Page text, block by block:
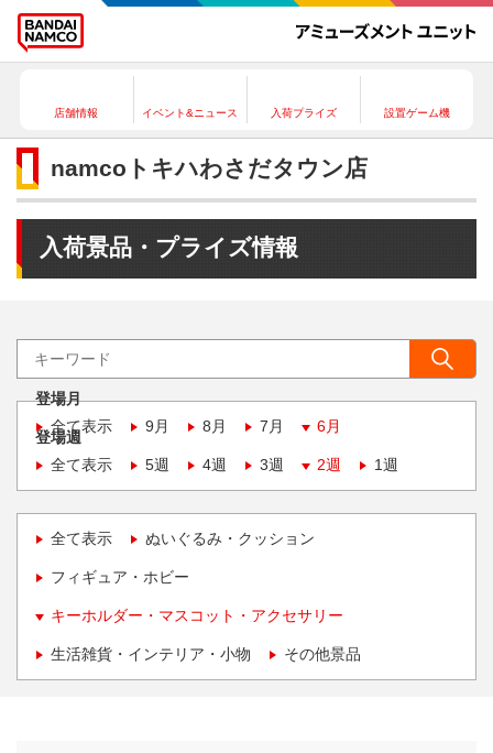
店舗情報 イベント&ニュース 入荷プライズ 設置ゲーム機
namcoトキハわさだタウン店
入荷景品・プライズ情報
登場月
全て表示
9月 8月 7月 6月
登場週
全て表示
5週 4週 3週 2週 1週
全て表示 ぬいぐるみ・クッション
フィギュア・ホビー
キーホルダー・マスコット・アクセサリー
生活雑貨・インテリア・小物 その他景品